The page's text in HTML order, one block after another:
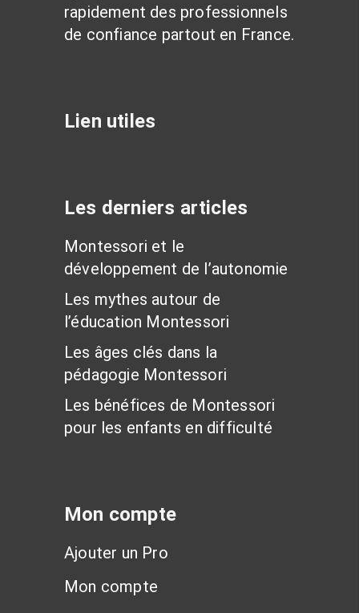
rapidement des professionnels
de confiance partout en France.
Lien utiles
Les derniers articles
Montessori et le
développement de l’autonomie
Les mythes autour de
l’éducation Montessori
Les âges clés dans la
pédagogie Montessori
Les bénéfices de Montessori
pour les enfants en difficulté
Mon compte
Ajouter un Pro
Mon compte